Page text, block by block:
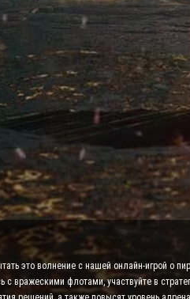
это волнение с нашей онлайн-игрой о
вражескими флотами, участвуйте в